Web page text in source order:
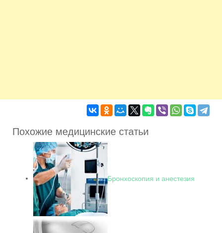
Похожие медицинские статьи
Бронхоскопия и анестезия